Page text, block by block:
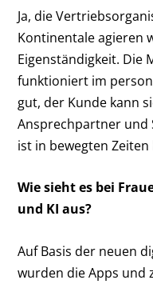
Ja, die
Kontinentale agieren
Eigenständigkeit. Die
funktioniert im
gut, der Kunde kann
Ansprechpartner und
ist in bewegten
Wie sieht es bei
und KI aus?
Auf Basis der neuen
wurden die Apps und